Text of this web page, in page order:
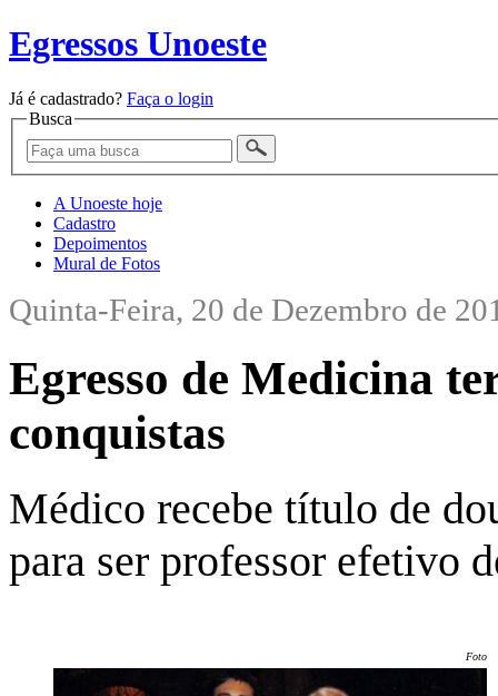
Egressos Unoeste
Já é cadastrado? Faça o login
Busca
A Unoeste hoje
Cadastro
Depoimentos
Mural de Fotos
Quinta-Feira, 20 de Dezembro de
Egresso de Medicina
conquistas
Médico recebe título de
para ser professor efetivo
Foto: